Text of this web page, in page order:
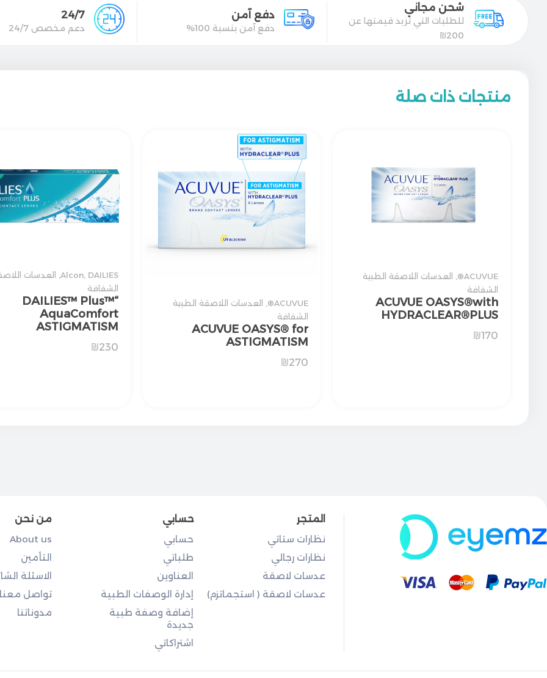
شحن مجاني
للطلبات التي تزيد قيمتها عن
200₪
دفع آمن
دفع آمن بنسبة 100%
24/7
دعم مخصص 24/7
منتجات ذات صلة
ACUVUE®
العدسات اللاصقة الطبية
الشفافة
ACUVUE OASYS®with
HYDRACLEAR®PLUS
₪170
ACUVUE®
العدسات اللاصقة الطبية
الشفافة
ACUVUE OASYS® for
ASTIGMATISM
₪270
Alcon, DAILIES
,
العدسات
الشفافة
“DAILIES™ Plus™
AquaComfort
ASTIGMATISM
₪230
المتجر
نظارات ستاتي
نظارات رجالي
عدسات لاصقة
عدسات لاصقة ( استجماتزم)
حسابي
حسابي
طلباتي
العناوين
إدارة الوصفات الطبية
إضافة وصفة طبية
جديدة
اشتراكاتي
من نحن
About us
التأمين
الاسئلة
تواصل معنا
مدوناتنا